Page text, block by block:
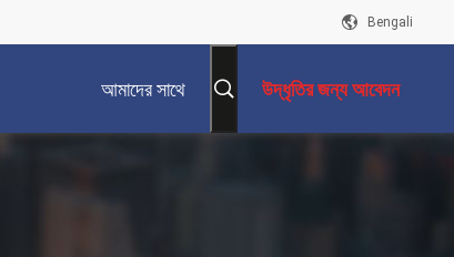
Bengali
আমাদের সাথে উদ্ধৃতির জন্য আবেদন